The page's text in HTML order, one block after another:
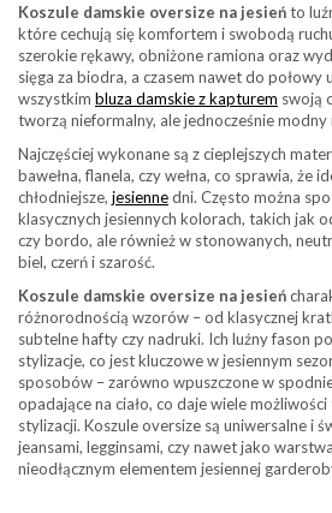
Koszule damskie oversize na jesieńto
które cechują się komfortem i swobodą
szerokie rękawy, obniżone ramiona oraz
sięga za biodra, a czasem nawet do połowy
wszystkim bluza damskie z kapturem swoją
tworzą nieformalny, ale jednocześnie
Najczęściej wykonane są z cieplejszych
bawełna, flanela, czy wełna, co sprawia, że
chłodniejsze, jesiennedni. Często można
klasycznych jesiennych kolorach, takich jak
czy bordo, ale również w stonowanych,
biel, czerń i szarość.
Koszule damskie oversize na jesień
różnorodnością wzorów – od klasycznej
subtelne hafty czy nadruki. Ich luźny fason
stylizacje, co jest kluczowe w jesiennym
sposobów – zarówno wpuszczone w
opadające na ciało, co daje wiele
stylizacji. Koszule oversize są uniwersalne i
jeansami, legginsami, czy nawet jako
nieodłącznym elementem jesiennej